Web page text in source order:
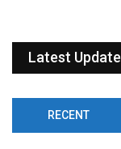
Latest Update
RECENT